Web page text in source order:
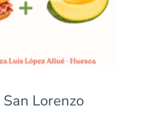
Lorenzo